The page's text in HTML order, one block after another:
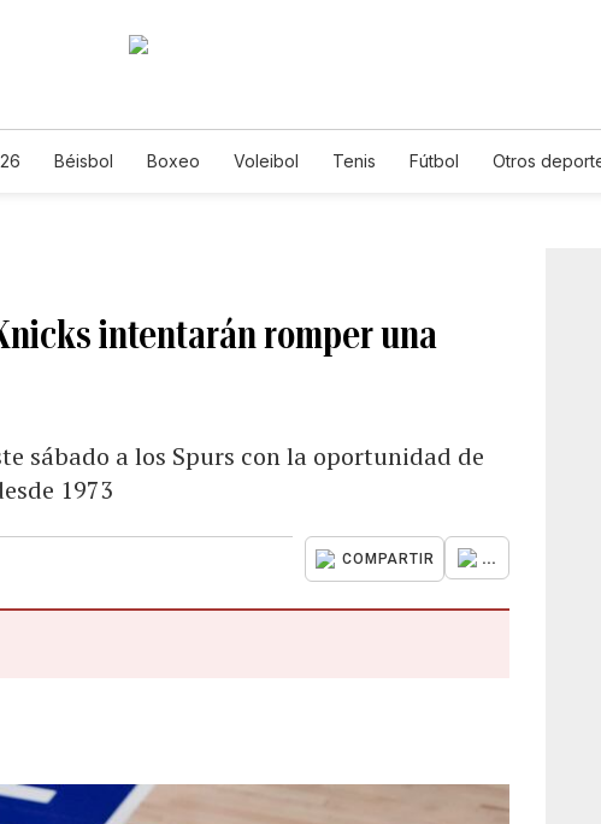
Béisbol Boxeo Voleibol Tenis Fútbol Otros
intentarán romper una
sábado a los Spurs con la oportunidad de
1973
COMPARTIR ...